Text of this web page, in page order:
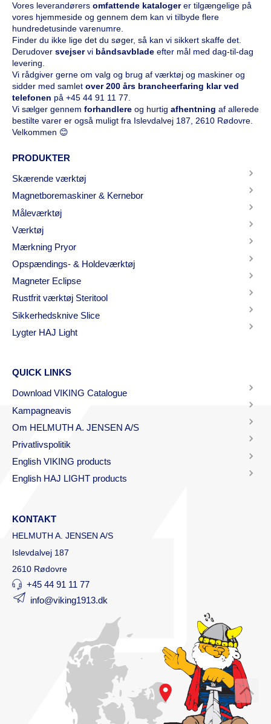
Vores leverandørers omfattende katalogerer tilgængelige på
vores hjemmeside og gennem dem kan vi tilbyde flere
hundredetusinde varenumre.
Finder du ikke lige det du søger, så kan vi sikkert skaffe det.
Derudover svejservi båndsavblade efter mål med dag-til-dag
levering.
Vi rådgiver gerne om valg og brug af værktøj og maskiner og
sidder med samlet over 200 års brancheerfaring klar ved
telefonen på +45 44 91 11 77
Vi sælger gennem forhandlere og hurtig afhentning af allerede
bestilte varer er også muligt fra Islevdalvej 187, 2610 Rødovre.
Velkommen 😊
PRODUKTER
Skærende værktøj
Magnetboremaskiner & Kernebor
Måleværktøj
Værktøj
Mærkning Pryor
Opspændings- & Holdeværktøj
Magneter Eclipse
Rustfrit værktøj Steritool
Sikkerhedsknive Slice
Lygter HAJ Light
QUICK LINKS
Download VIKING Catalogue
Kampagneavis
Om HELMUTH A. JENSEN A/S
Privatlivspolitik
English VIKING products
English HAJ LIGHT products
KONTAKT
HELMUTH A. JENSEN A/S
Islevdalvej 187
2610 Rødovre
+45 44 91 11 77
info@viking1913.dk